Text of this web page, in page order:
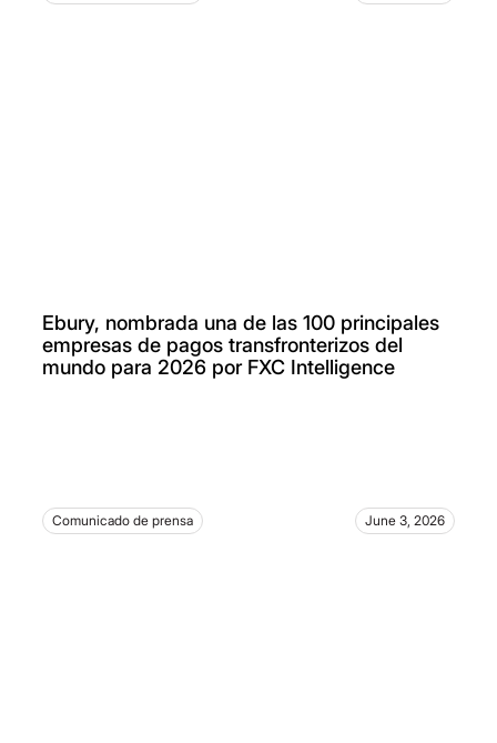
Ebury, nombrada una de las 100 principales
empresas de pagos transfronterizos del
mundo para 2026 por FXC Intelligence
Comunicado de prensa June 3, 2026